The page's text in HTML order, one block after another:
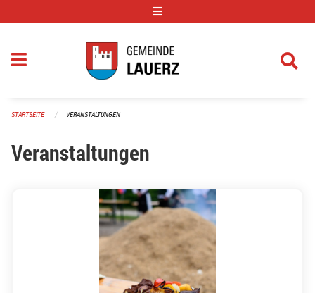
STARTSEITE VERANSTALTUNGEN
Veranstaltungen